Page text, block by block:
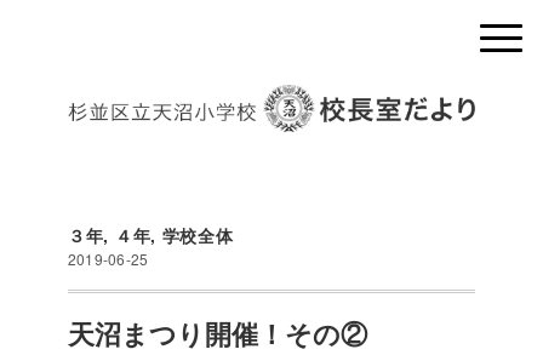
３年, ４年, 学校全体
2019-06-25
天沼まつり開催！その②